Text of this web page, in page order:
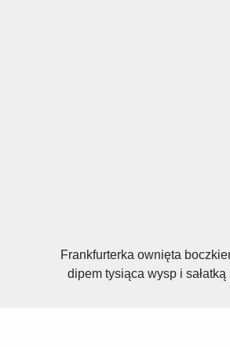
Frankfurterka ownięta
dipem tysiąca wysp i